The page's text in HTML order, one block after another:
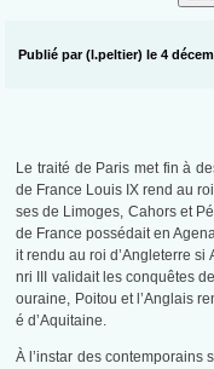
Publié par (l.peltier) le 4
Le traité de Paris met fin à
de France Louis IX rend au
ses de Limoges, Cahors et
de France possédait en
it rendu au roi d’Angleterre
nri III validait les conquêtes
ouraine, Poitou et l’Anglais
é d’Aquitaine.
À l’instar des contemporains